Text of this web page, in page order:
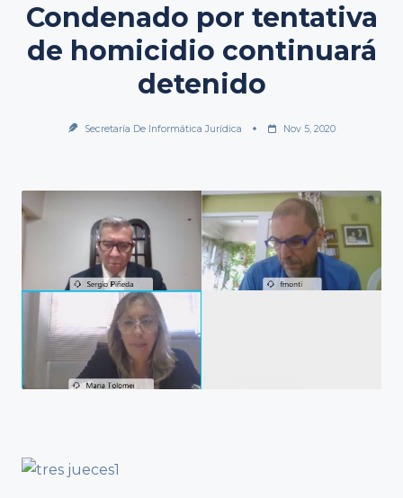
Condenado por tentativa
de homicidio continuará
detenido
Secretaría De Informática Jurídica Nov 5, 2020